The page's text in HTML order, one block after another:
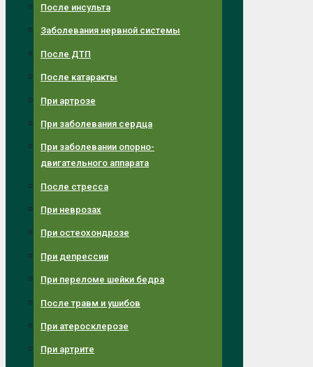
После инсульта
Заболевания нервной системы
После ДТП
После катаракты
При артрозе
При заболевания сердца
При заболевании опорно-
двигательного аппарата
После стресса
При неврозах
При остеохондрозе
При депрессии
При переломе шейки бедра
После травм и ушибов
При атеросклерозе
При артрите